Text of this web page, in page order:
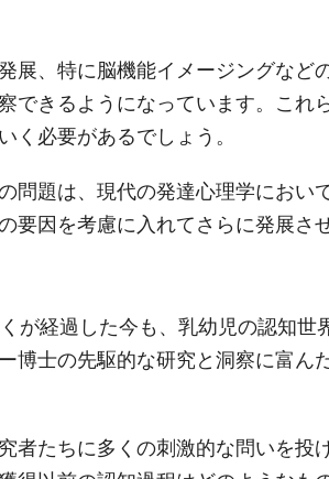
展、特に脳機能イメージングなど
できるようになっています。これ
く必要があるでしょう。
問題は、現代の発達心理学におい
要因を考慮に入れてさらに発展さ
が経過した今も、乳幼児の認知
博士の先駆的な研究と洞察に富ん
者たちに多くの刺激的な問いを投